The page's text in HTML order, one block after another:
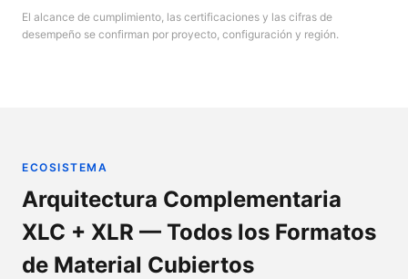
El alcance de cumplimiento, las certificaciones y las cifras de
desempeño se confirman por proyecto, configuración y región.
ECOSISTEMA
Arquitectura Complementaria
XLC + XLR — Todos los Formatos
de Material Cubiertos